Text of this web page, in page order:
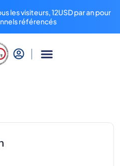
les visiteurs, 12USD par an pour
référencés